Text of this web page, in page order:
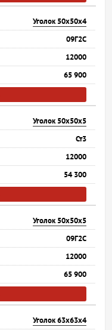
Уголок 50х50х4
09Г2С
12000
65 900
Уголок 50х50х5
Ст3
12000
54 300
Уголок 50х50х5
09Г2С
12000
65 900
Уголок 63х63х4